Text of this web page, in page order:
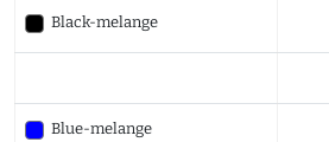
Black-melange
Blue-melange